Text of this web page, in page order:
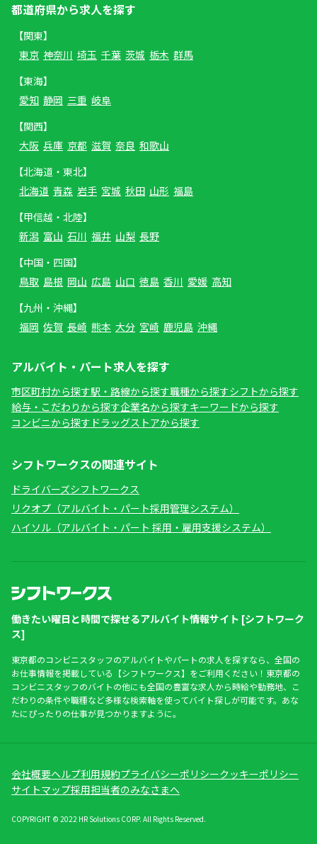
都道府県から求人を探す
【関東】
東京 神奈川 埼玉 千葉 茨城 栃木 群馬
【東海】
愛知 静岡 三重 岐阜
【関西】
大阪 兵庫 京都 滋賀 奈良 和歌山
【北海道・東北】
北海道 青森 岩手 宮城 秋田 山形 福島
【甲信越・北陸】
新潟 富山 石川 福井 山梨 長野
【中国・四国】
鳥取 島根 岡山 広島 山口 徳島 香川 愛媛 高知
【九州・沖縄】
福岡 佐賀 長崎 熊本 大分 宮崎 鹿児島 沖縄
アルバイト・パート求人を探す
市区町村から探す駅・路線から探す職種から探すシフトから探す
給与・こだわりから探す企業名から探すキーワードから探す
コンビニから探す ドラッグストアから探す
シフトワークスの関連サイト
ドライバーズシフトワークス
リクオプ（アルバイト・パート採用管理システム）
ハイソル（アルバイト・パート 採用・雇用支援システム）
働きたい曜日と時間で探せるアルバイト情報サイト [シフトワーク
ス]
東京都のコンビニスタッフのアルバイトやパートの求人を探すなら、全国の
お仕事情報を掲載している【シフトワークス】をご利用ください！東京都の
コンビニスタッフのバイトの他にも全国の豊富な求人から時給や勤務地、こ
だわりの条件や職種など多様な検索軸を使ってバイト探しが可能です。あな
たにぴったりの仕事が見つかりますように。
会社概要ヘルプ利用規約プライバシーポリシークッキーポリシー
サイトマップ採用担当者のみなさまへ
COPYRIGHT © 2022 HR Solutions CORP. All Rights Reserved.